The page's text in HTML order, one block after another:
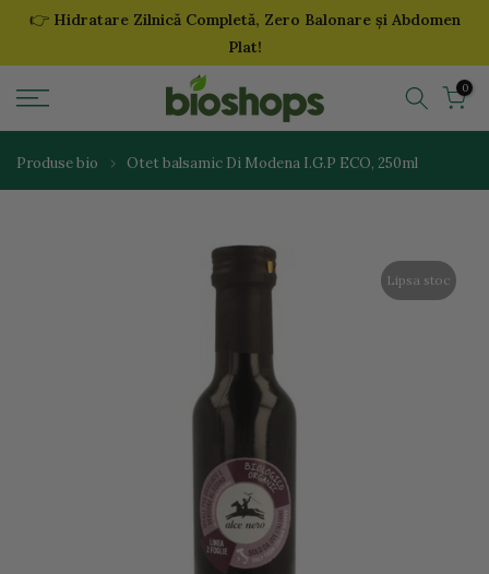
Sari
👉 Hidratare Zilnică Completă, Zero Balonare și Abdomen
Plat!
0
Produse bio Otet balsamic Di Modena I.G.P ECO, 250ml
Lipsa stoc